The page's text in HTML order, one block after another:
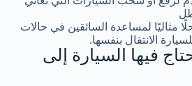
مثاليًا لمساعدة السائقين في حالات
الانتقال بنفسها.
فيها السيارة إلى